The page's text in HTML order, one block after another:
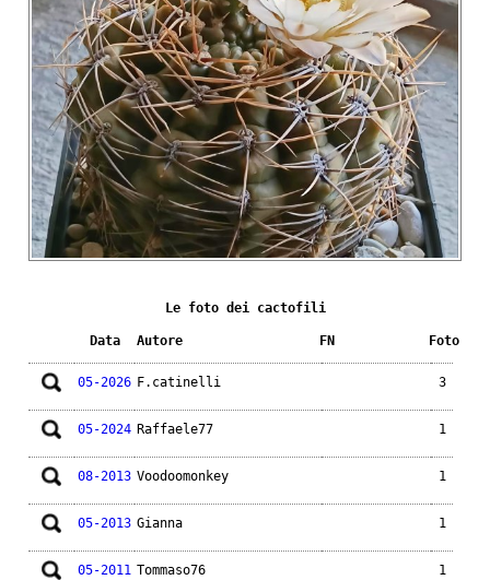
Le foto dei cactofili
Data Autore FN Foto
05-2026 F.catinelli 3
05-2024 Raffaele77 1
08-2013 Voodoomonkey 1
05-2013 Gianna 1
05-2011 Tommaso76 1